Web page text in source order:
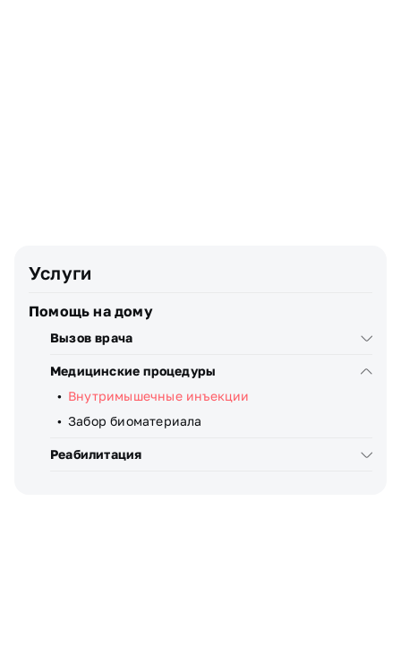
Услуги
Помощь на дому
Вызов врача
Медицинские процедуры
Внутримышечные инъекции
Забор биоматериала
Реабилитация